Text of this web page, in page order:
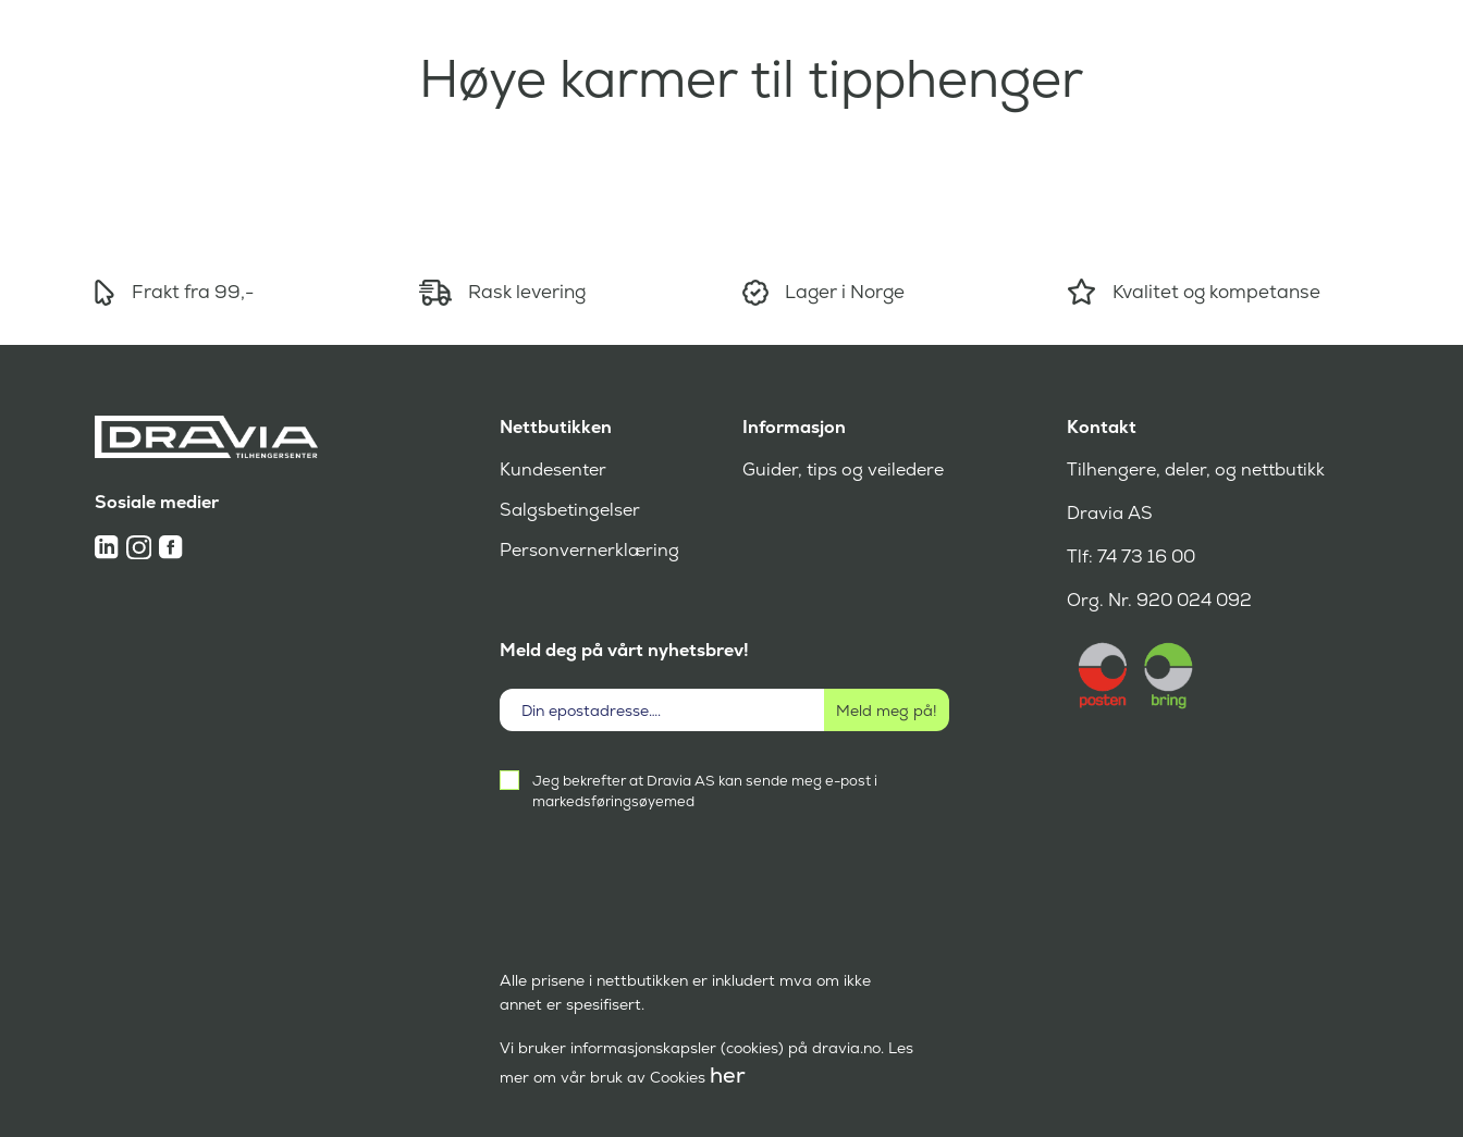
Høye karmer til tipphenger
Frakt fra 99,- Rask levering Lager i Norge Kvalitet og kompetanse
Sosiale medier
Nettbutikken
Kundesenter
Salgsbetingelser
Personvernerklæring
Informasjon
Guider, tips og veiledere
Meld deg på vårt nyhetsbrev!
samtykke
Jeg bekrefter at Dravia AS kan sende meg e-post i
markedsføringsøyemed
Alle prisene i nettbutikken er inkludert mva om ikke
annet er spesifisert.
Vi bruker informasjonskapsler (cookies) på dravia.no. Les
mer om vår bruk av Cookies her
Kontakt
Tilhengere, deler, og nettbutikk
Dravia AS
Tlf: 74 73 16 00
Org. Nr. 920 024 092